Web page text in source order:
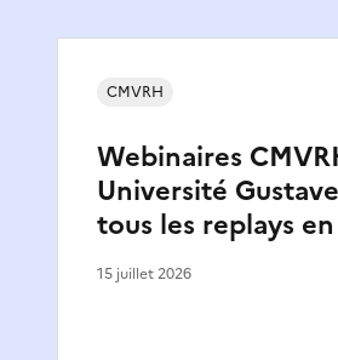
Webinaires
Université
tous les replays
CMVRH
15 juillet 2026